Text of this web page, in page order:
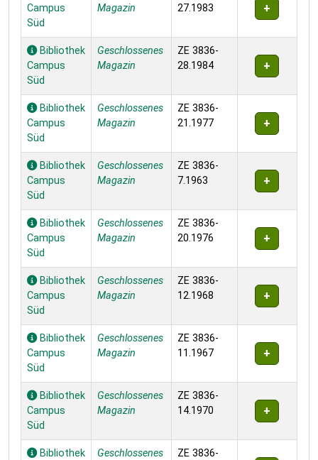
Campus
Süd
Magazin
27.1983
Bibliothek
Campus
Süd
Geschlossenes
Magazin
ZE 3836-
28.1984
Bibliothek
Campus
Süd
Geschlossenes
Magazin
ZE 3836-
21.1977
Bibliothek
Campus
Süd
Geschlossenes
Magazin
ZE 3836-
7.1963
Bibliothek
Campus
Süd
Geschlossenes
Magazin
ZE 3836-
20.1976
Bibliothek
Campus
Süd
Geschlossenes
Magazin
ZE 3836-
12.1968
Bibliothek
Campus
Süd
Geschlossenes
Magazin
ZE 3836-
11.1967
Bibliothek
Campus
Süd
Geschlossenes
Magazin
ZE 3836-
14.1970
Bibliothek
Geschlossenes
ZE 3836-